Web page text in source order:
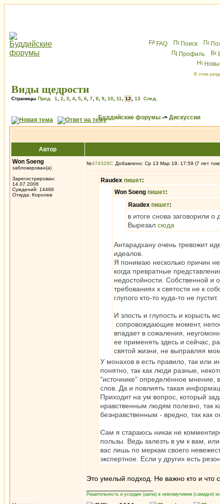
FAQ Поиск
Профиль
В этом
Виды щедрости
Страницы Пред. 1 2 3 4 5 6 7 8 9 10 11 12 13 След.
Буддийские форумы -> Дискуссии
Автор
Won Soeng
заблокирован(а)
Зарегистрирован:
14.07.2006
Суждений: 14466
Откуда: Королев
№474329 Добавлено: Ср 13 Мар 19, 17:59 (7 лет
Raudex пишет:
Won Soeng пишет:
Raudex пишет:
в итоге снова заговорили о
Вырезал сюда
Антарадхану очень тревожит
идеалов.
Я понимаю несколько причин
когда превратные
недостойности. Собственной
требованиях к святости не к
глупого кто-то куда-то не пустит.
И злость и глупость и корысть
сопровождающие момент,
впадает в сожаления,
ее применять здесь и сейчас,
святой жизни, не выправляя
У монахов в есть правило, так или
понятно, так как люди разные,
"источнике" определённое мнение,
слов. Да и повлиять такая
Приходит на ум вопрос, который
нравственным людям полезно, так
безнравственным - вредно, так как
Сам я стараюсь никак не
пользы. Ведь залезть в ум к вам,
вас лишь по меркам своего
экспертное. Если у других есть
Это умелый подход. Не важно кто и что
Решительность и усердие (шила) в невозмутимом (самадхи)